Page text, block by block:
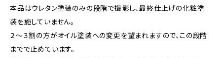
本品はウレタン塗装のみの段階で撮影し、最終仕上げの化粧塗
装を施していません。
２～３割の方がオイル塗装への変更を望まれますので、この段階
までで止めています。